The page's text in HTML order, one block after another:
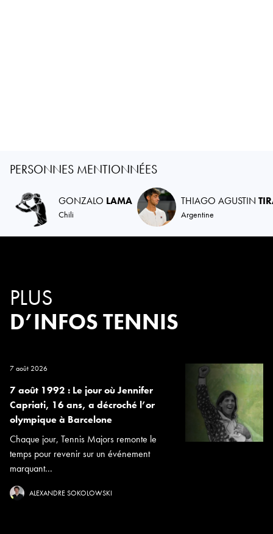
PERSONNES MENTIONNÉES
GONZALO LAMA
Chili
THIAGO AGUSTIN
Argentine
PLUS
D’INFOS TENNIS
7 août 2026
7 août 1992 : Le jour où Jennifer
Capriati, 16 ans, a décroché l’or
olympique à Barcelone
Chaque jour, Tennis Majors remonte le
temps pour revenir sur un événement
marquant...
ALEXANDRE SOKOLOWSKI